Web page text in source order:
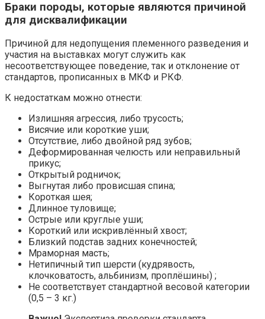
Браки породы, которые являются причиной
для дисквалификации
Причиной для недопущения племенного разведения и
участия на выставках могут служить как
несоответствующее поведение, так и отклонение от
стандартов, прописанных в МКФ и РКФ.
К недостаткам можно отнести:
Излишняя агрессия, либо трусость;
Висячие или короткие уши;
Отсутствие, либо двойной ряд зубов;
Деформированная челюсть или неправильный
прикус;
Открытый родничок;
Выгнутая либо провисшая спина;
Короткая шея;
Длинное туловище;
Острые или круглые уши;
Короткий или искривлённый хвост;
Близкий подстав задних конечностей;
Мраморная масть;
Нетипичный тип шерсти (кудрявость,
клочковатость, альбинизм, проплёшины) ;
Не соответствует стандартной весовой категории
(0,5 – 3 кг.)